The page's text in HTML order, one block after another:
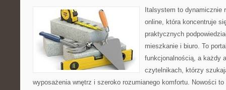
Italsystem to dynamicznie
online, która koncentruje
praktycznych
mieszkanie i biuro. To
funkcjonalnością, a każdy
czytelnikach, którzy
wyposażenia wnętrz i szeroko rozumianego komfortu. Nowości